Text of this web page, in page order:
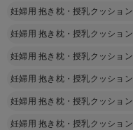
妊婦用 抱き枕・授乳クッション
妊婦用 抱き枕・授乳クッション
妊婦用 抱き枕・授乳クッション
妊婦用 抱き枕・授乳クッション
妊婦用 抱き枕・授乳クッション
妊婦用 抱き枕・授乳クッション